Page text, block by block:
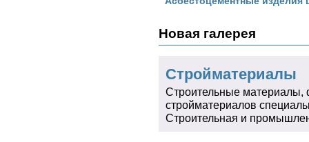
Общестроительные
Асбестоцементные
Стройматериалы
Строительные материалы,